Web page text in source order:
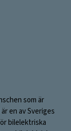
som är
en av Sveriges
bilelektriska